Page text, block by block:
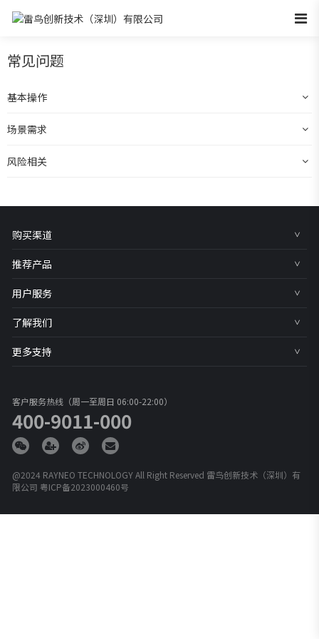
常见问题
基本操作
场景需求
风险相关
购买渠道
推荐产品
用户服务
了解我们
更多支持
客户服务热线（周一至周日 06:00-22:00）
400-9011-000
@2024 RAYNEO TECHNOLOGY All Right Reserved 雷鸟创新技术（深圳）有
限公司 粤ICP备2023000460号